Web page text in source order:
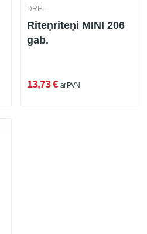
DREL
Riteņriteņi MINI 206
gab.
13,73 € ar PVN